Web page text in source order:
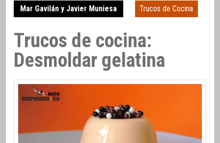
Mar Gavilán y Javier Muniesa Trucos de Cocina
Trucos de cocina:
Desmoldar gelatina